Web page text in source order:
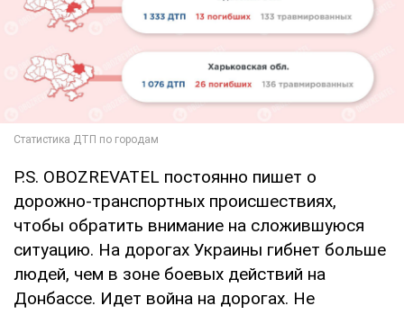
P.S. OBOZREVATEL постоянно пишет о
дорожно-транспортных происшествиях,
чтобы обратить внимание на сложившуюся
ситуацию. На дорогах Украины гибнет больше
людей, чем в зоне боевых действий на
Донбассе. Идет война на дорогах. Не